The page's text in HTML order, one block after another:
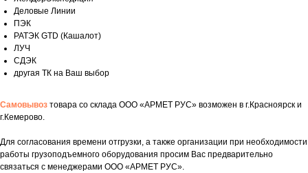
Деловые Линии
ПЭК
РАТЭК GTD (Кашалот)
ЛУЧ
СДЭК
другая ТК на Ваш выбор
Самовывоз товара со склада ООО «АРМЕТ РУС» возможен в г.Красноярск и
г.Кемерово.
Для согласования времени отгрузки, а также организации при необходимости
работы грузоподъемного оборудования просим Вас предварительно
связаться с менеджерами ООО «АРМЕТ РУС».
Укажите номер телефона и ваше имя.
Мы свяжемся с вами сегодня в рабочее